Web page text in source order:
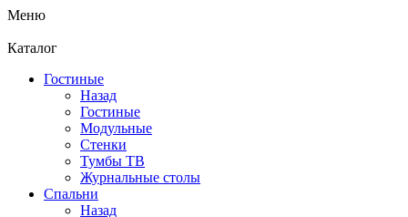
Меню
Каталог
Гостиные
Назад
Гостиные
Модульные
Стенки
Тумбы ТВ
Журнальные столы
Спальни
Назад